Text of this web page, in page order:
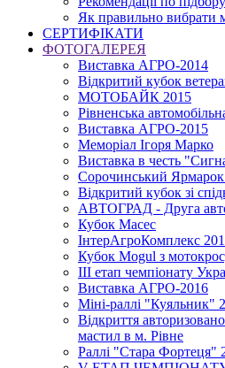
Як правильно вибрати
СЕРТИФІКАТИ
ФОТОГАЛЕРЕЯ
Виставка АГРО-2014
Відкритий кубок
МОТОБАЙК 2015
Рівненська
Виставка АГРО-2015
Меморіал Ігоря Марко
Виставка в честь
Сорочинський
Відкритий кубок зі
АВТОГРАД - Друга
Кубок Масес
ІнтерАгроКомплекс
Кубок Mogul з
ІІІ етап чемпіонату
Виставка АГРО-2016
Міні-раллі "Куяльник"
Відкриття
мастил в м. Рівне
Раллі "Стара Фортеця"